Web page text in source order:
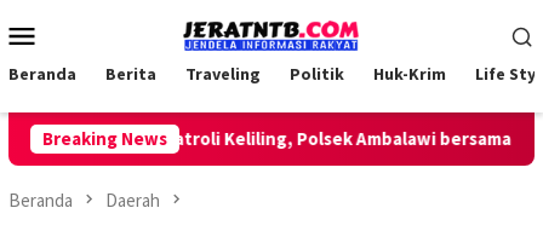
ke
Mobile
Beranda Berita Traveling Politik Huk-Krim Life
Breaking News
Lakukan Patroli Keliling, Polsek Ambalawi bersama TNI dan
Beranda Daerah